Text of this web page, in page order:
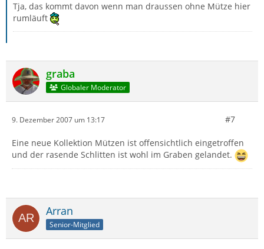
Tja, das kommt davon wenn man draussen ohne Mütze hier
rumläuft
graba
Globaler Moderator
9. Dezember 2007 um 13:17 #7
Eine neue Kollektion Mützen ist offensichtlich eingetroffen
und der rasende Schlitten ist wohl im Graben gelandet.
Arran
Senior-Mitglied